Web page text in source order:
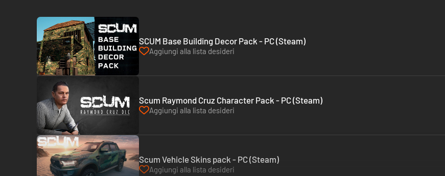
SCUM Base Building Decor Pack - PC (Steam)
Aggiungi alla lista desideri
Scum Raymond Cruz Character Pack - PC (Steam)
Aggiungi alla lista desideri
Scum Vehicle Skins pack - PC (Steam)
Aggiungi alla lista desideri